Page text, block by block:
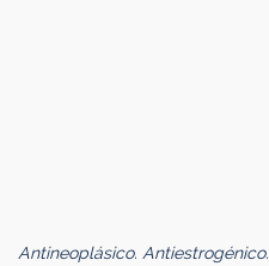
Antineoplásico. Antiestrogénico.